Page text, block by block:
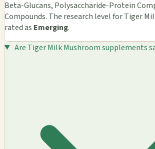
Beta-Glucans, Polysaccharide-Protein
Compounds. The research level for Tiger
rated as Emerging.
Are Tiger Milk Mushroom supplements